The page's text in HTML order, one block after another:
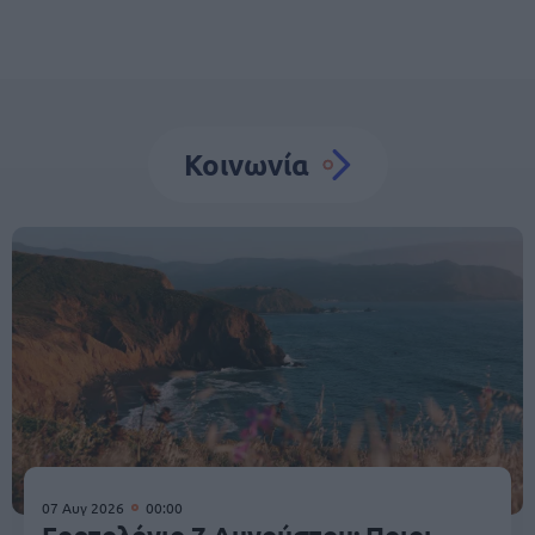
Κοινωνία
07 Αυγ 2026 00:00